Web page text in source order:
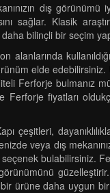
dış
sağlar. Klasik
bilinçli bir seçim
alanlarında
elde
Ferforje bulmanız
Ferforje fiyatları
çeşitleri,
veya dış
bulabilirsiniz.
ürüne daha uygun